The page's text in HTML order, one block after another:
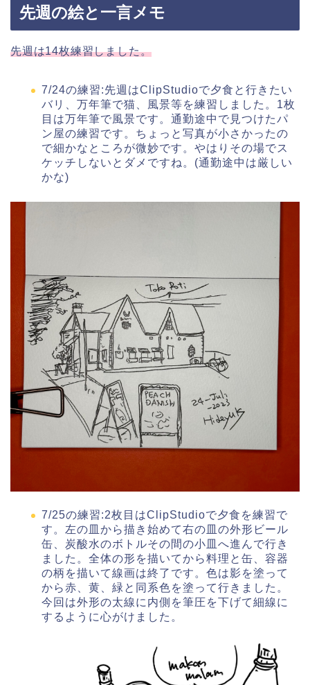
先週の絵と一言メモ
先週は14枚練習しました。
7/24の練習:先週はClipStudioで夕食と行きたい
バリ、万年筆で猫、風景等を練習しました。1枚
目は万年筆で風景です。通勤途中で見つけたパ
ン屋の練習です。ちょっと写真が小さかったの
で細かなところが微妙です。やはりその場でス
ケッチしないとダメですね。(通勤途中は厳しい
かな)
7/25の練習:2枚目はClipStudioで夕食を練習で
す。左の皿から描き始めて右の皿の外形ビール
缶、炭酸水のボトルその間の小皿へ進んで行き
ました。全体の形を描いてから料理と缶、容器
の柄を描いて線画は終了です。色は影を塗って
から赤、黄、緑と同系色を塗って行きました。
今回は外形の太線に内側を筆圧を下げて細線に
するように心がけました。